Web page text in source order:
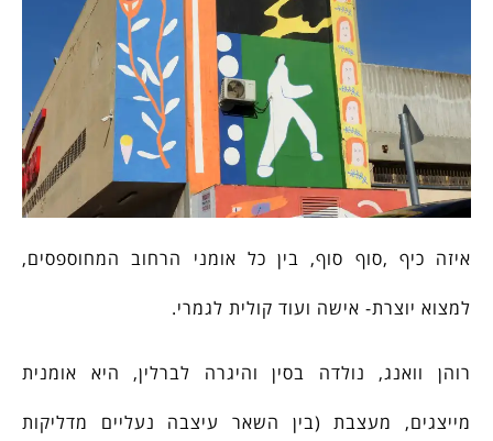
איזה כיף ,סוף סוף, בין כל אומני הרחוב המחוספסים,
למצוא יוצרת- אישה ועוד קולית לגמרי.
רוהן וואנג, נולדה בסין והיגרה לברלין, היא אומנית
מייצגים, מעצבת (בין השאר עיצבה נעליים מדליקות